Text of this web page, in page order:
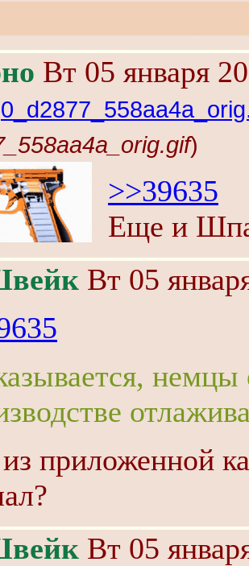
Вт 05 января
)
>>39635
Еще и
Вт 05
приложенной
Вт 05